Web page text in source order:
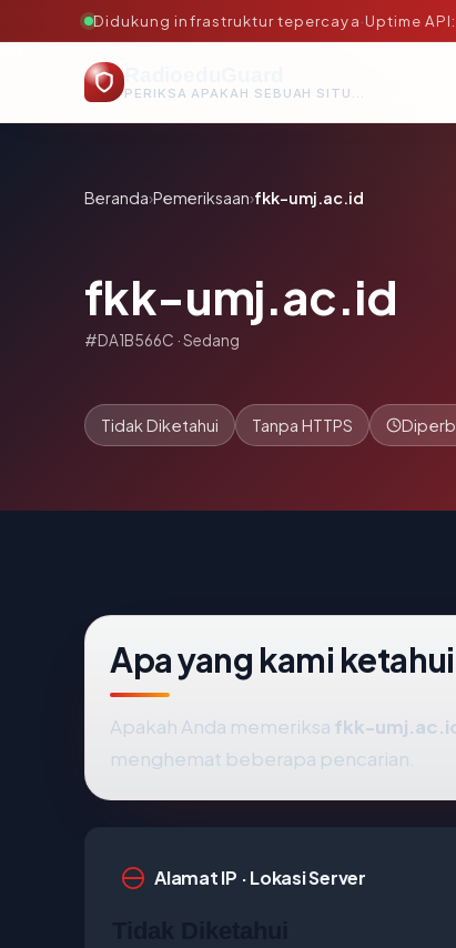
Didukung infrastruktur tepercaya·Uptime
PERIKSA APAKAH SEBUAH SITUS AMAN, TEPERCAYA, DAN TERVERIFIKASI DALAM HITUNGAN DETIK.
Beranda›Pemeriksaan›fkk-umj.ac.id
fkk-umj.ac.id
#DA1B566C · Sedang
Tidak Diketahui Tanpa HTTPS
Apa yang kami
Apakah Anda memeriksa fkk-
menghemat beberapa pencarian.
Alamat IP · Lokasi Server